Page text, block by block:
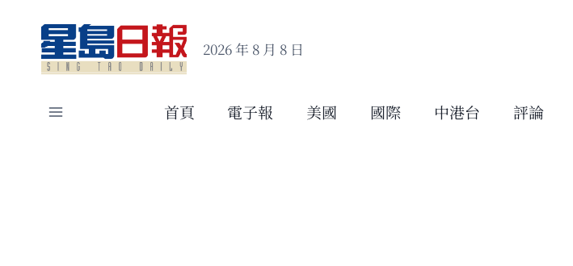
content
2026 年 8 月 8 日
首頁 電子報 美國 國際 中港台 評論